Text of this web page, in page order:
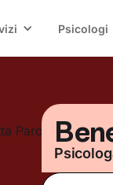
Psicologi